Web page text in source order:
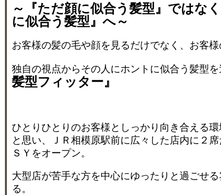
～『ただ顔に似合う髪型』ではな
に似合う髪型』へ～
お客様の髪の毛や顔を見るだけでなく、お客
独自の視点からその人にホントに似合う髪型
髪型フィッター』
ひとりひとりのお客様としっかり向き合える
と思い、ＪＲ相模原駅前に広々した店内に２
ＳＹをオープン。
大型店が苦手な方を中心にゆったりと過ごせ
る。